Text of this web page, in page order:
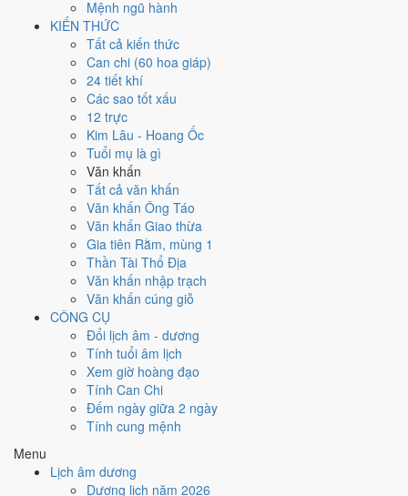
Mệnh ngũ hành
KIẾN THỨC
Tất cả kiến thức
Can chi (60 hoa giáp)
24 tiết khí
Các sao tốt xấu
12 trực
Kim Lâu - Hoang Ốc
Tuổi mụ là gì
Văn khấn
Tất cả văn khấn
Văn khấn Ông Táo
Văn khấn Giao thừa
Gia tiên Rằm, mùng 1
Thần Tài Thổ Địa
Văn khấn nhập trạch
Văn khấn cúng giỗ
CÔNG CỤ
Đổi lịch âm - dương
Tính tuổi âm lịch
Xem giờ hoàng đạo
Tính Can Chi
Đếm ngày giữa 2 ngày
Tính cung mệnh
Menu
Lịch âm dương
Dương lịch năm 2026
Hợi, Mão, Ngọhợp ngày; tuổi
Ngày 27/8/2021 tốt hay xấu cho
việc gì?
Ngày 27/8/2021 đạt4.0/10
Sửa nhà - tu tạo (8/10), thấp nhất là
Bế (ngày đóng cửa, bế tắc) nhưng gặp Sao Ngọc Đường hoàng đạo
nên điểm từng việc chênh nhau như bảng dưới.
Cưới hỏi - đính hôn
Trung bình
Cưới hỏi - đính hôn hôm nay ở
Ngày Hoàng Đạo , nhưng Trực Bế và Sao Cang kéo giảm điểm.
Cách tính ngày tốt
Khai trương - mở cửa hàng
4 /10Trung bình
Khai trương - mở cửa hàng hôm nay ở
nhờ hợpNgày Hoàng Đạo
giảm điểm.
Cách tính ngày tốt
Ký hợp đồng - giao ước
Trung bình
Ký hợp đồng - giao ước hôm nay ở
hợpNgày Hoàng Đạo